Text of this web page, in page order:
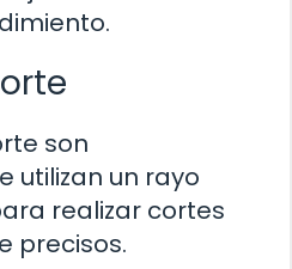
son
utilizan un rayo
realizar cortes
precisos.